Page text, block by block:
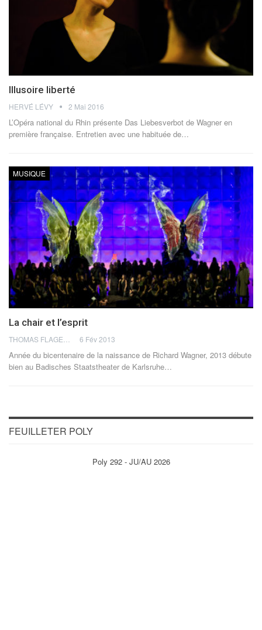
Illusoire liberté
HERVÉ LÉVY 2 Mai 2016
L’Opéra national du Rhin présente Das Liebesverbot de Wagner en
première française. Entretien avec une habituée de…
MUSIQUE
La chair et l’esprit
6 Fév 2013
Année du bicentenaire de la naissance de Richard Wagner, 2013 débute
bien au Badisches Staatstheater de Karlsruhe…
FEUILLETER POLY
Poly 292 - JU/AU 2026